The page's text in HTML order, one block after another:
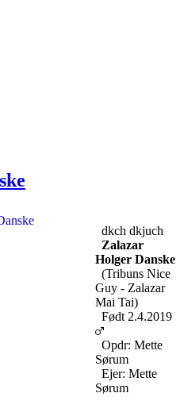
dkch dkjuch
Zalazar
Holger Danske
(Tribuns Nice
Guy - Zalazar
Mai Tai)
Født 2.4.2019
Opdr: Mette
Sørum
Ejer: Mette
Sørum